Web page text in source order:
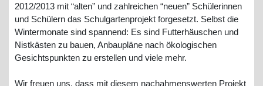
2012/2013 mit “alten” und zahlreichen “neuen” Schülerinnen
und Schülern das Schulgartenprojekt forgesetzt. Selbst die
Wintermonate sind spannend: Es sind Futterhäuschen und
Nistkästen zu bauen, Anbaupläne nach ökologischen
Gesichtspunkten zu erstellen und viele mehr.
Wir freuen uns, dass mit diesem nachahmenswerten Projekt